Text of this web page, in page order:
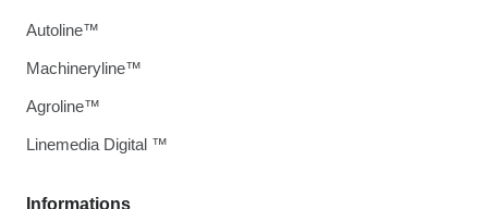
Informations
Autoline™
Machineryline™
Agroline™
Linemedia Digital ™